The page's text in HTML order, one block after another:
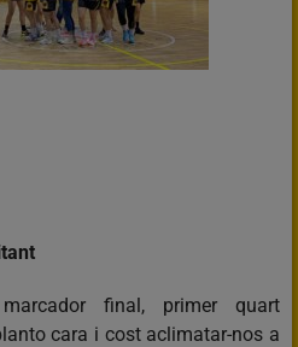
final, primer quart
cara i cost aclimatar-nos a